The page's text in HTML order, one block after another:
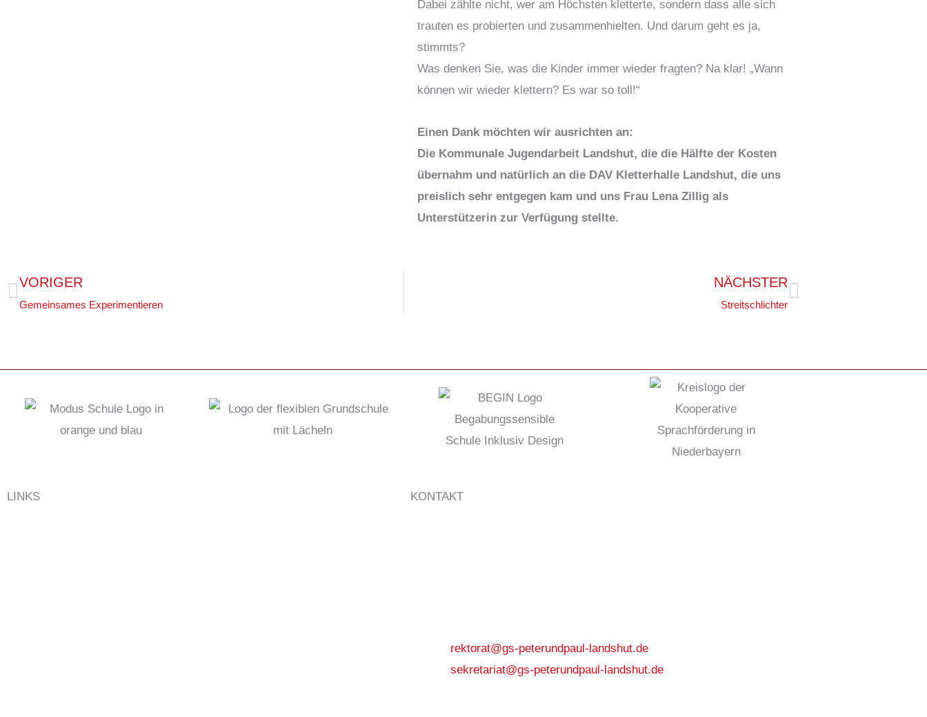
Dabei zählte nicht, wer am Höchsten kletterte, sondern dass alle sich
trauten es probierten und zusammenhielten. Und darum geht es ja,
stimmts?
Was denken Sie, was die Kinder immer wieder fragten? Na klar! „Wann
können wir wieder klettern? Es war so toll!“
Einen Dank möchten wir ausrichten an:
Die Kommunale Jugendarbeit Landshut, die die Hälfte der Kosten
übernahm und natürlich an die DAV Kletterhalle Landshut, die uns
preislich sehr entgegen kam und uns Frau Lena Zillig als
Unterstützerin zur Verfügung stellte.
Zurück
VORIGER
Gemeinsames Experimentieren
NÄCHSTER
Streitschlichter
Nächster
LINKS
KONTAKT
rektorat@gs-peterundpaul-landshut.de
sekretariat@gs-peterundpaul-landshut.de